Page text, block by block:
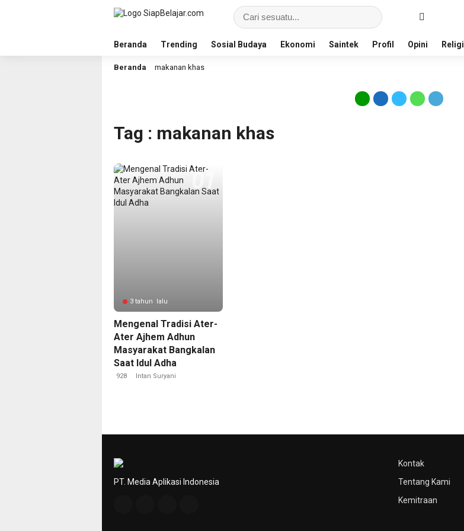
Beranda Trending Sosial Budaya Ekonomi Saintek Profil Opini Religi
Beranda makanan khas
Tag : makanan khas
3 tahun lalu
Mengenal Tradisi Ater-
Ater Ajhem Adhun
Masyarakat Bangkalan
Saat Idul Adha
928 Intan Suryani
Kontak
Tentang Kami
Kemitraan
PT. Media Aplikasi Indonesia